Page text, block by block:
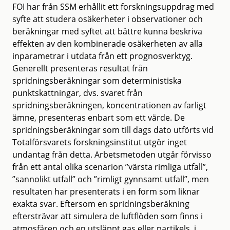
FOI har från SSM erhållit ett forskningsuppdrag med
syfte att studera osäkerheter i observationer och
beräkningar med syftet att bättre kunna beskriva
effekten av den kombinerade osäkerheten av alla
inparametrar i utdata från ett prognosverktyg.
Generellt presenteras resultat från
spridningsberäkningar som deterministiska
punktskattningar, dvs. svaret från
spridningsberäkningen, koncentrationen av farligt
ämne, presenteras enbart som ett värde. De
spridningsberäkningar som till dags dato utförts vid
Totalförsvarets forskningsinstitut utgör inget
undantag från detta. Arbetsmetoden utgår förvisso
från ett antal olika scenarion ”värsta rimliga utfall”,
”sannolikt utfall” och ”rimligt gynnsamt utfall”, men
resultaten har presenterats i en form som liknar
exakta svar. Eftersom en spridningsberäkning
eftersträvar att simulera de luftflöden som finns i